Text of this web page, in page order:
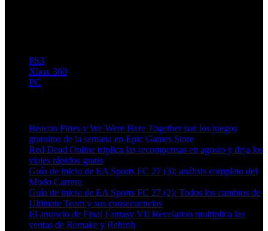
PS3
Xbox 360
PC
Beacon Pines y We Were Here Together son los juegos
gratuitos de la semana en Epic Games Store
Red Dead Online triplica las recompensas en agosto y deja los
viajes rápidos gratis
Guía de inicio de EA Sports FC 27 (3): análisis completo del
Modo Carrera
Guía de inicio de EA Sports FC 27 (2): Todos los cambios de
Ultimate Team y sus consecuencias
El anuncio de Final Fantasy VII Revelation multiplica las
ventas de Remake y Rebirth